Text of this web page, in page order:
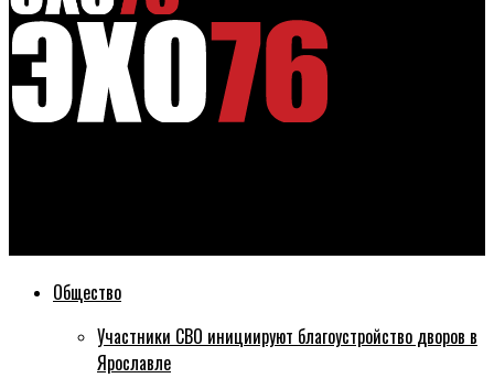
Общество
Участники СВО инициируют благоустройство дворов в
Ярославле